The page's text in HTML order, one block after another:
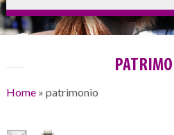
Home» patrimonio